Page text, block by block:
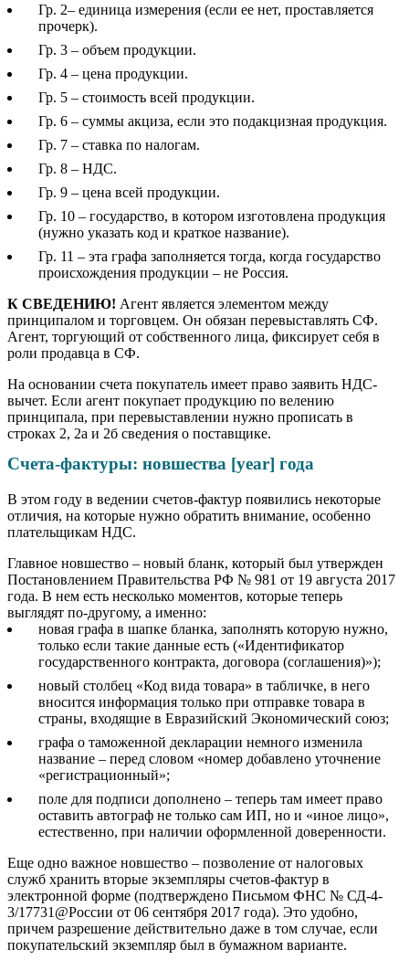
Гр. 2– единица измерения (если ее нет, проставляется
прочерк).
Гр. 3 – объем продукции.
Гр. 4 – цена продукции.
Гр. 5 – стоимость всей продукции.
Гр. 6 – суммы акциза, если это подакцизная продукция.
Гр. 7 – ставка по налогам.
Гр. 8 – НДС.
Гр. 9 – цена всей продукции.
Гр. 10 – государство, в котором изготовлена продукция
(нужно указать код и краткое название).
Гр. 11 – эта графа заполняется тогда, когда государство
происхождения продукции – не Россия.
К СВЕДЕНИЮ! Агент является элементом между
принципалом и торговцем. Он обязан перевыставлять СФ.
Агент, торгующий от собственного лица, фиксирует себя в
роли продавца в СФ.
На основании счета покупатель имеет право заявить НДС-
вычет. Если агент покупает продукцию по велению
принципала, при перевыставлении нужно прописать в
строках 2, 2а и 2б сведения о поставщике.
Счета-фактуры: новшества [year] года
В этом году в ведении счетов-фактур появились некоторые
отличия, на которые нужно обратить внимание, особенно
плательщикам НДС.
Главное новшество – новый бланк, который был утвержден
Постановлением Правительства РФ № 981 от 19 августа 2017
года. В нем есть несколько моментов, которые теперь
выглядят по-другому, а именно:
новая графа в шапке бланка, заполнять которую нужно,
только если такие данные есть («Идентификатор
государственного контракта, договора (соглашения)»);
новый столбец «Код вида товара» в табличке, в него
вносится информация только при отправке товара в
страны, входящие в Евразийский Экономический союз;
графа о таможенной декларации немного изменила
название – перед словом «номер добавлено уточнение
«регистрационный»;
поле для подписи дополнено – теперь там имеет право
оставить автограф не только сам ИП, но и «иное лицо»,
естественно, при наличии оформленной доверенности.
Еще одно важное новшество – позволение от налоговых
служб хранить вторые экземпляры счетов-фактур в
электронной форме (подтверждено Письмом ФНС № СД-4-
3/17731@России от 06 сентября 2017 года). Это удобно,
причем разрешение действительно даже в том случае, если
покупательский экземпляр был в бумажном варианте.